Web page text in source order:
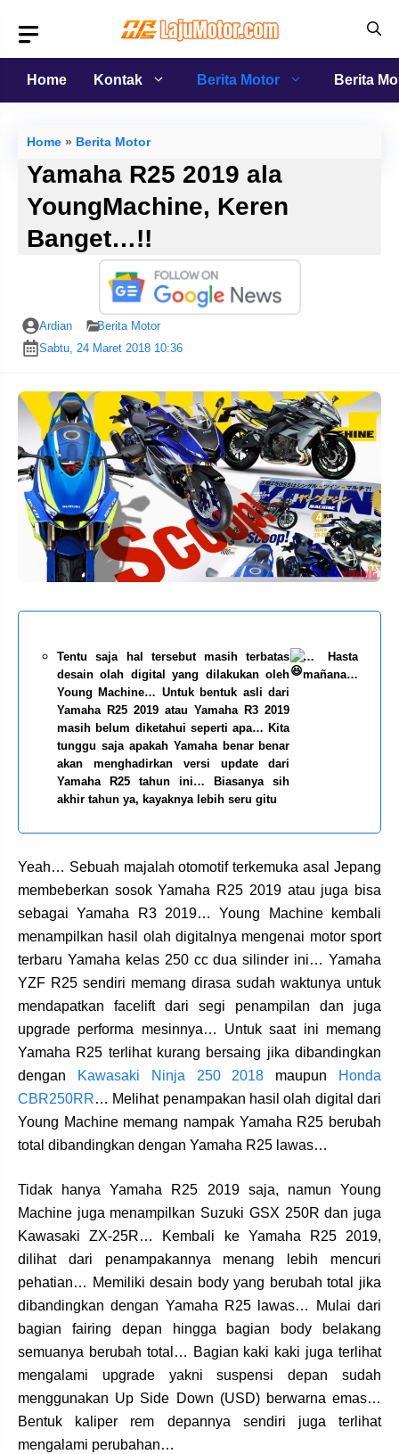
isi
Home
Kontak Berita Motor Berita
Home » Berita Motor
Yamaha R25 2019 ala
YoungMachine, Keren
Banget…!!
Ardian
Berita Motor
Sabtu, 24 Maret 2018 10:36
Tentu saja hal tersebut masih terbatas
desain olah digital yang dilakukan oleh
Young Machine… Untuk bentuk asli dari
Yamaha R25 2019 atau Yamaha R3 2019
masih belum diketahui seperti apa… Kita
tunggu saja apakah Yamaha benar benar
akan menghadirkan versi update dari
Yamaha R25 tahun ini… Biasanya sih
akhir tahun ya, kayaknya lebih seru gitu
… Hasta
mañana…
Yeah… Sebuah majalah otomotif terkemuka asal Jepang
membeberkan sosok Yamaha R25 2019 atau juga bisa
sebagai Yamaha R3 2019… Young Machine kembali
menampilkan hasil olah digitalnya mengenai motor sport
terbaru Yamaha kelas 250 cc dua silinder ini… Yamaha
YZF R25 sendiri memang dirasa sudah waktunya untuk
mendapatkan facelift dari segi penampilan dan juga
upgrade performa mesinnya… Untuk saat ini memang
Yamaha R25 terlihat kurang bersaing jika dibandingkan
dengan
Kawasaki Ninja 250 2018 maupun
Honda
CBR250RR… Melihat penampakan hasil olah digital dari
Young Machine memang nampak Yamaha R25 berubah
total dibandingkan dengan Yamaha R25 lawas…
Tidak hanya Yamaha R25 2019 saja, namun Young
Machine juga menampilkan Suzuki GSX 250R dan juga
Kawasaki ZX-25R… Kembali ke Yamaha R25 2019,
dilihat dari penampakannya menang lebih mencuri
pehatian… Memiliki desain body yang berubah total jika
dibandingkan dengan Yamaha R25 lawas… Mulai dari
bagian fairing depan hingga bagian body belakang
semuanya berubah total… Bagian kaki kaki juga terlihat
mengalami upgrade yakni suspensi depan sudah
menggunakan Up Side Down (USD) berwarna emas…
Bentuk kaliper rem depannya sendiri juga terlihat
mengalami perubahan…